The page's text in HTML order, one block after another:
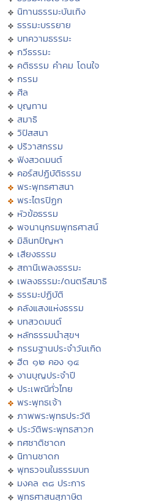
นิทานธรรมะบันเทิง
ธรรมะบรรยาย
บทความธรรมะ
กวีธรรมะ
คติธรรม คำคม โดนใจ
กรรม
ศีล
บุญทาน
สมาธิ
วิปัสสนา
ปริวาสกรรม
ฟังสวดมนต์
คอร์สปฏิบัติธรรม
พระพุทธศาสนา
พระไตรปิฏก
หัวข้อธรรม
พจนานุกรมพุทธศาสน์
มิลินทปัญหา
เสียงธรรม
สถานีเพลงธรรมะ
เพลงธรรมะ/ดนตรีสมาธิ
ธรรมะปฏิบัติ
คลังแสงแห่งธรรม
บทสวดมนต์
หลักธรรมนำสุขฯ
กรรมฐานประจำวันเกิด
ฮีต ๑๒ คอง ๑๔
งานบุญประจำปี
ประเพณีทั่วไทย
พระพุทธเจ้า
ภาพพระพุทธประวัติ
ประวัติพระพุทธสาวก
ทศชาติชาดก
นิทานชาดก
พุทธวจนในธรรมบท
มงคล ๓๘ ประการ
พุทธศาสนสุภาษิต